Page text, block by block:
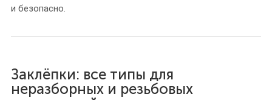
и безопасно.
Заклёпки: все типы для
неразборных и резьбовых